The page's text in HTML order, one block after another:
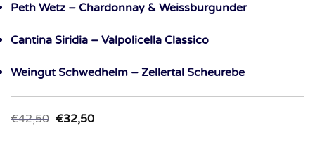
Peth Wetz – Chardonnay & Weissburgunder
Cantina Siridia – Valpolicella Classico
Weingut Schwedhelm – Zellertal Scheurebe
€42,50 Oorspronkelijke
€32,50Huidige